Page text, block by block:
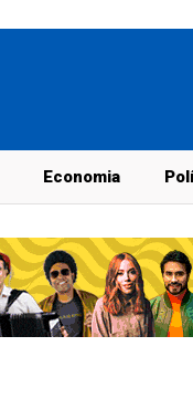
Economia